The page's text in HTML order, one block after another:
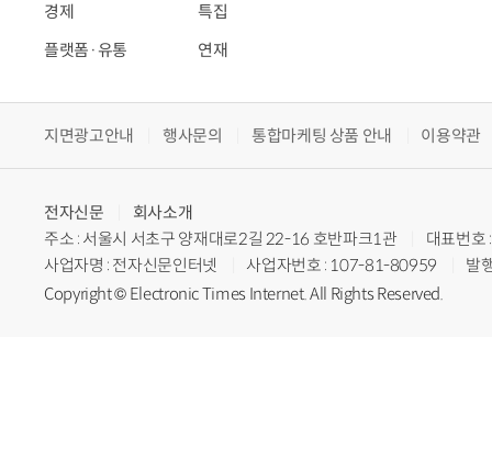
경제
플랫폼·유통
특집
연재
지면광고안내 행사문의 통합마케팅 상품 안내 이용약관
전자신문
회사소개
주소 : 서울시 서초구 양재대로2길 22-16 호반파크1관
대표번
사업자명 : 전자신문인터넷
사업자번호 : 107-81-80959
발
Copyright © Electronic Times Internet. All Rights Reserved.